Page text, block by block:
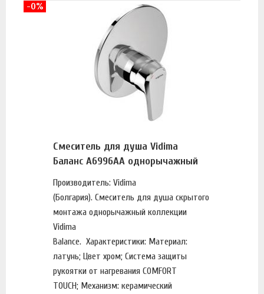
Смеситель для душа Vidima
Баланс A6996AA однорычажный
Производитель: Vidima
(Болгария). Смеситель для душа скрытого
монтажа однорычажный коллекции
Vidima
Balance. Характеристики: Материал:
латунь; Цвет хром; Система защиты
рукоятки от нагревания COMFORT
TOUCH; Механизм: керамический
-0%